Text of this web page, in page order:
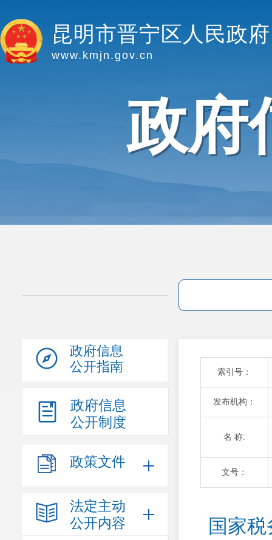
昆明市晋宁区人民政府
www.kmjn.gov.cn
政府
政府信息
公开指南
政府信息
公开制度
政策文件
法定主动
公开内容
索引号：
发布机构：
名 称:
文号：
国家